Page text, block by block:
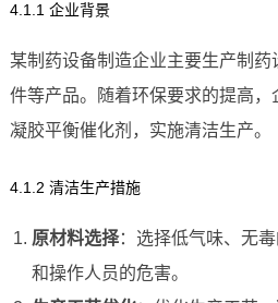
4.1.1 企业背景
某制药设备制造企业主要生产制
件等产品。随着环保要求的提高
凝胶平衡催化剂，实施清洁生产。
4.1.2 清洁生产措施
原材料选择：选择低气味、无
和操作人员的危害。